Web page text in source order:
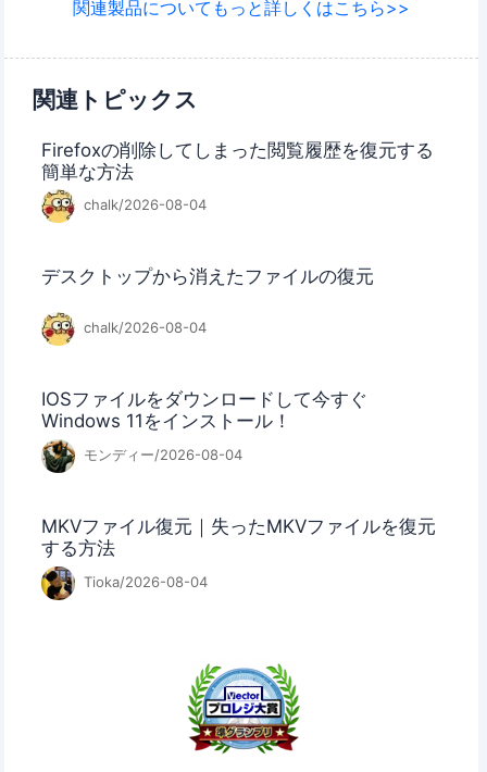
関連製品についてもっと詳しくはこちら>>
関連トピックス
Firefoxの削除してしまった閲覧履歴を復元する
簡単な方法
chalk/2026-08-04
デスクトップから消えたファイルの復元
chalk/2026-08-04
IOSファイルをダウンロードして今すぐ
Windows 11をインストール！
モンディー/2026-08-04
MKVファイル復元｜失ったMKVファイルを復元
する方法
Tioka/2026-08-04